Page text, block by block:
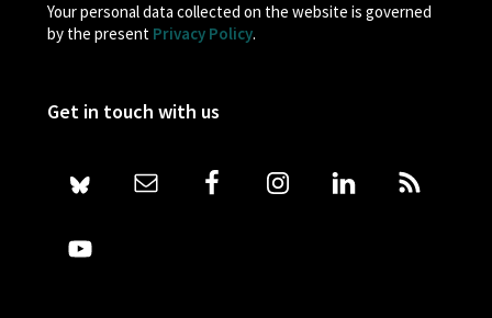
Your personal data collected on the website is governed
by the present Privacy Policy.
Get in touch with us